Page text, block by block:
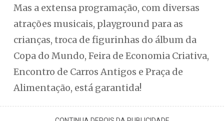
Mas a extensa programação, com diversas
atrações musicais, playground para as
crianças, troca de figurinhas do álbum da
Copa do Mundo, Feira de Economia Criativa,
Encontro de Carros Antigos e Praça de
Alimentação, está garantida!